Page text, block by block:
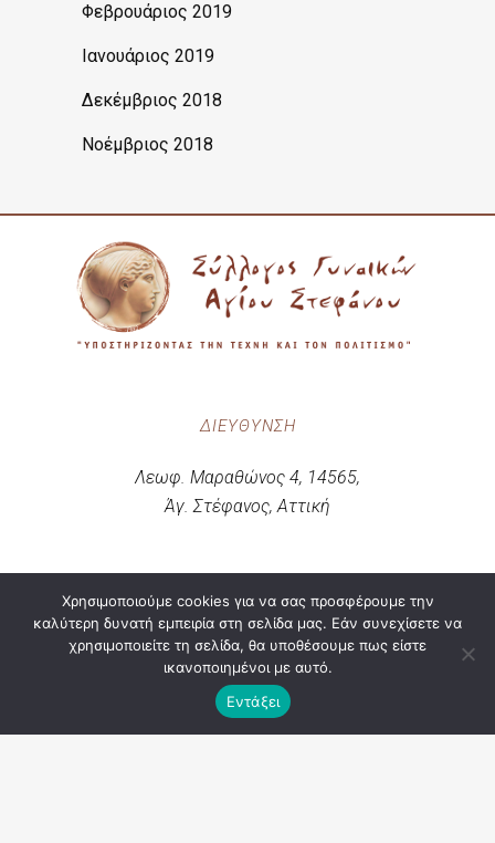
Φεβρουάριος 2019
Ιανουάριος 2019
Δεκέμβριος 2018
Νοέμβριος 2018
ΔΙΕΎΘΥΝΣΗ
Λεωφ. Μαραθώνος 4, 14565,
Άγ. Στέφανος, Αττική
Τηλ. & Fax.: 210 8142297
Τηλ. : 210 6219074
E-Mail : sylgast1982@gmail.com
Χρησιμοποιούμε cookies για να σας προσφέρουμε την
καλύτερη δυνατή εμπειρία στη σελίδα μας. Εάν συνεχίσετε να
χρησιμοποιείτε τη σελίδα, θα υποθέσουμε πως είστε
ικανοποιημένοι με αυτό.
Εντάξει